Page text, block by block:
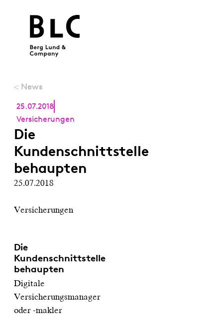
< News
25.07.2018
Versicherungen
Die
Kundenschnittstelle
behaupten
25.07.2018
Versicherungen
Die
Kundenschnittstelle
behaupten
Digitale
Versicherungsmanager
oder -makler